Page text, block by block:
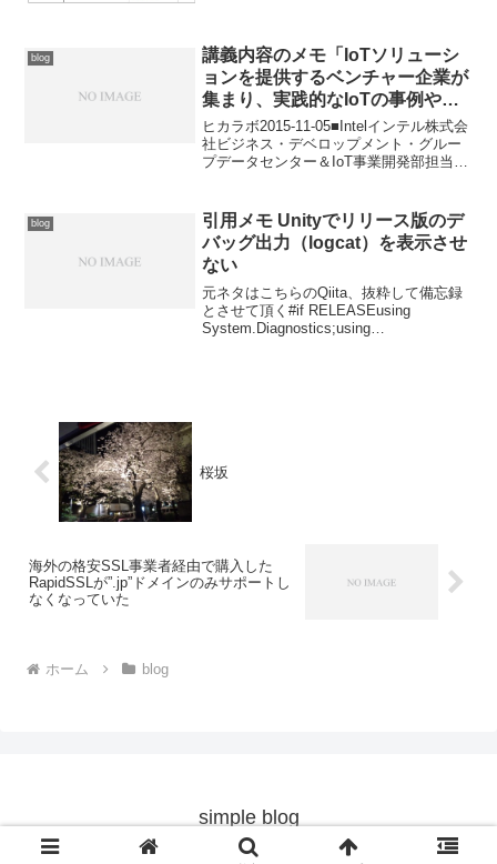
blog
講義内容のメモ「IoTソリューシ
ョンを提供するベンチャー企業が
集まり、実践的なIoTの事例や今
後の取り組みについて語る」 at
ヒカラボ
ヒカラボ2015-11-05■Intelインテル株式会
社ビジネス・デベロップメント・グルー
プデータセンター＆IoT事業開発部担当部
ベンチャーや個人でも、企業と渡り合...
blog
引用メモ Unityでリリース版のデ
バッグ出力（logcat）を表示させ
ない
元ネタはこちらのQiita、抜粋して備忘録
とさせて頂く#if RELEASEusing
System.Diagnostics;using
桜坂
海外の格安SSL事業者経由で購入した
RapidSSLが”.jp”ドメインのみサポートし
なくなっていた
ホーム blog
simple blog
© 2011 simple blog.